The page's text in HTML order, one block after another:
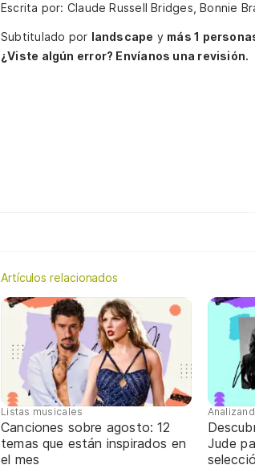
Escrita por: Claude Russell Bridges, Bonnie
Subtitulado por landscape y más 1
¿Viste algún error? Envíanos una revisión.
Artículos relacionados
Listas musicales
Canciones sobre agosto: 12
temas que están inspirados en
el mes
Jude